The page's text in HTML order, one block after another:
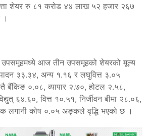
शेयर रु ८१ करोड ४४ लाख ५२ हजार २६७
।
उपसमूहमध्ये आज तीन उपसमूहको शेयरको मूल्य
३३.३४, अन्य १.१६ र लघुवित्त ३.०५
०.०८, व्यापार २.७०, होटल २.५८,
६४.६०, वित्त १०.५१, निर्जीवन बीमा २८.०६,
लगानी कोष ०.०५ अङ्कले वृद्धि भएको छ ।